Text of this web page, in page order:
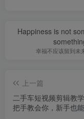
Happiness is not
幸福不应该留到未
上一篇
二手车短视频剪辑教
把手教会你，新手也